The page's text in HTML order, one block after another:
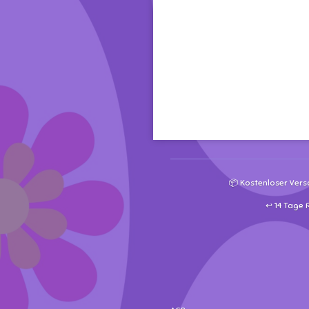
📦 Kostenloser
↩️ 14 Tage